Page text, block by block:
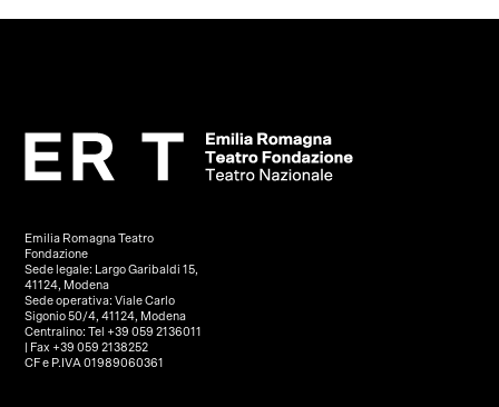
Emilia Romagna Teatro
Fondazione
Sede legale: Largo Garibaldi 15,
41124, Modena
Sede operativa: Viale Carlo
Sigonio 50/4, 41124, Modena
Centralino: Tel +39 059 2136011
| Fax +39 059 2138252
CF e P.IVA 01989060361